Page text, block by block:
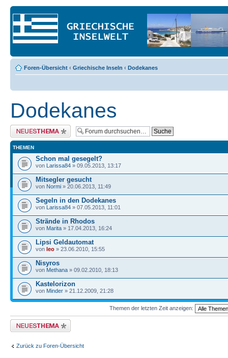
Foren-Übersicht ‹ Griechische Inseln ‹ Dodekanes
Dodekanes
Neues Thema erstellen
THEMEN
Schon mal gesegelt?
von Larissa84 » 09.05.2013, 13:17
Mitsegler gesucht
von Normi » 20.06.2013, 11:49
Segeln in den Dodekanes
von Larissa84 » 07.05.2013, 11:01
Strände in Rhodos
von Marita » 17.04.2013, 16:24
Lipsi Geldautomat
von leo » 23.06.2010, 15:55
Nisyros
von Methana » 09.02.2010, 18:13
Kastelorizon
von Minder » 21.12.2009, 21:28
Themen der letzten Zeit anzeigen:
Neues Thema erstellen
Zurück zu Foren-Übersicht